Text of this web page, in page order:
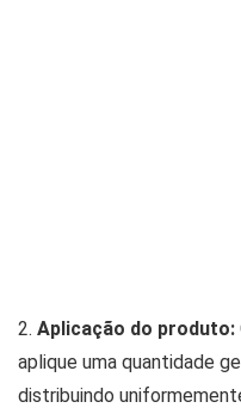
2. Aplicação do produto:
aplique uma quantidade
distribuindo